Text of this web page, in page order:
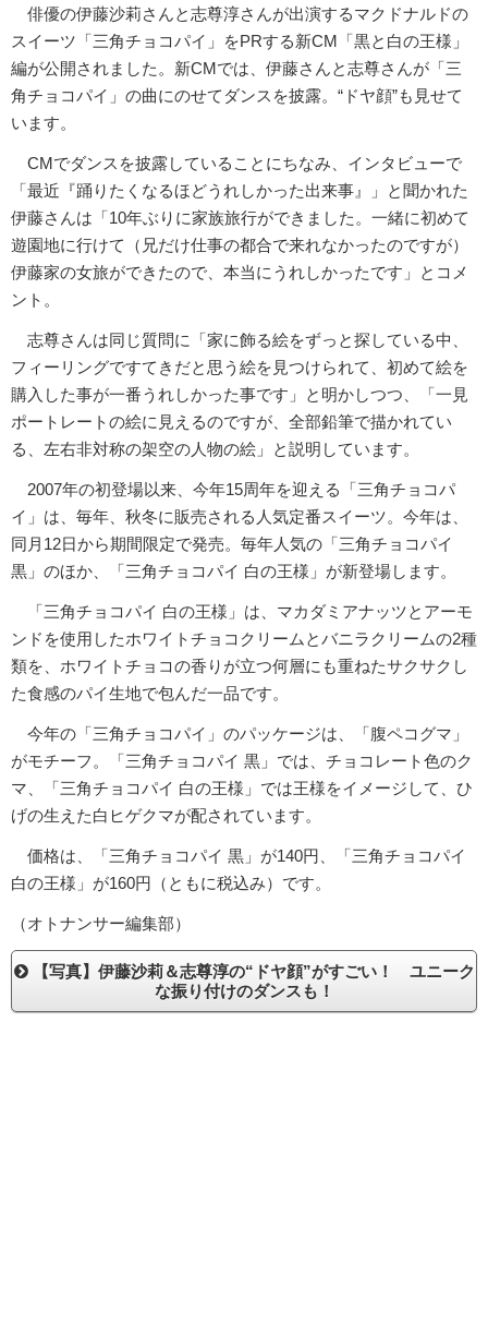
俳優の伊藤沙莉さんと志尊淳さんが出演するマクドナルドの
スイーツ「三角チョコパイ」をPRする新CM「黒と白の王様」
編が公開されました。新CMでは、伊藤さんと志尊さんが「三
角チョコパイ」の曲にのせてダンスを披露。“ドヤ顔”も見せて
います。
CMでダンスを披露していることにちなみ、インタビューで
「最近『踊りたくなるほどうれしかった出来事』」と聞かれた
伊藤さんは「10年ぶりに家族旅行ができました。一緒に初めて
遊園地に行けて（兄だけ仕事の都合で来れなかったのですが）
伊藤家の女旅ができたので、本当にうれしかったです」とコメ
ント。
志尊さんは同じ質問に「家に飾る絵をずっと探している中、
フィーリングですてきだと思う絵を見つけられて、初めて絵を
購入した事が一番うれしかった事です」と明かしつつ、「一見
ポートレートの絵に見えるのですが、全部鉛筆で描かれてい
る、左右非対称の架空の人物の絵」と説明しています。
2007年の初登場以来、今年15周年を迎える「三角チョコパ
イ」は、毎年、秋冬に販売される人気定番スイーツ。今年は、
同月12日から期間限定で発売。毎年人気の「三角チョコパイ
黒」のほか、「三角チョコパイ 白の王様」が新登場します。
「三角チョコパイ 白の王様」は、マカダミアナッツとアーモ
ンドを使用したホワイトチョコクリームとバニラクリームの2種
類を、ホワイトチョコの香りが立つ何層にも重ねたサクサクし
た食感のパイ生地で包んだ一品です。
今年の「三角チョコパイ」のパッケージは、「腹ペコグマ」
がモチーフ。「三角チョコパイ 黒」では、チョコレート色のク
マ、「三角チョコパイ 白の王様」では王様をイメージして、ひ
げの生えた白ヒゲクマが配されています。
価格は、「三角チョコパイ 黒」が140円、「三角チョコパイ
白の王様」が160円（ともに税込み）です。
（オトナンサー編集部）
【写真】伊藤沙莉＆志尊淳の“ドヤ顔”がすごい！ ユニーク
な振り付けのダンスも！